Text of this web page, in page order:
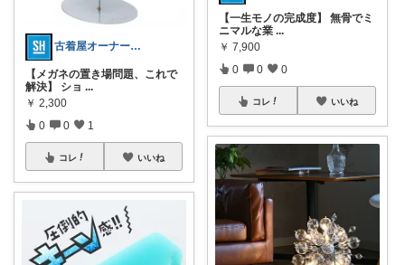
古着屋オーナーが選ぶROOM
​【メガネの置き場問題、これで
解決】 ショ ...
￥ 2,300
0 0 1
コレ いいね
​【一生モノの完成度】 無骨でミ
ニマルな業 ...
￥ 7,900
0 0 0
コレ いいね